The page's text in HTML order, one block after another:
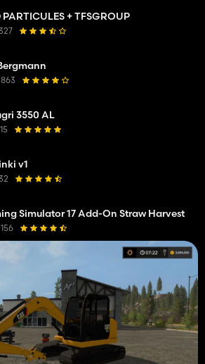
PARTICULES + TFSGROUP
3550 AL
v1
Simulator 17 Add-On Straw Harvest